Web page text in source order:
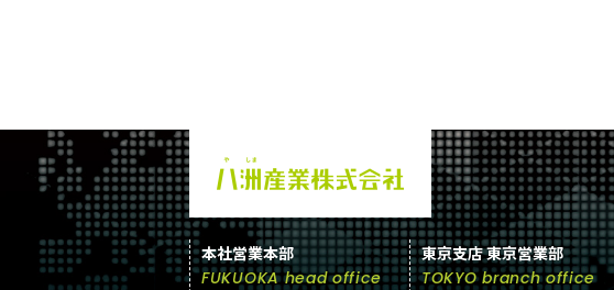
本社営業本部
FUKUOKA head office
東京支店 東京営業部
TOKYO branch office